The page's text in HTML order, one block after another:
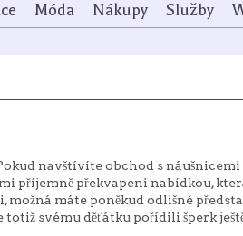
Móda Nákupy Služby
navštívíte obchod s náušnicemi
příjemně překvapeni nabídkou,
máte poněkud odlišné
svému děťátku pořídili šperk